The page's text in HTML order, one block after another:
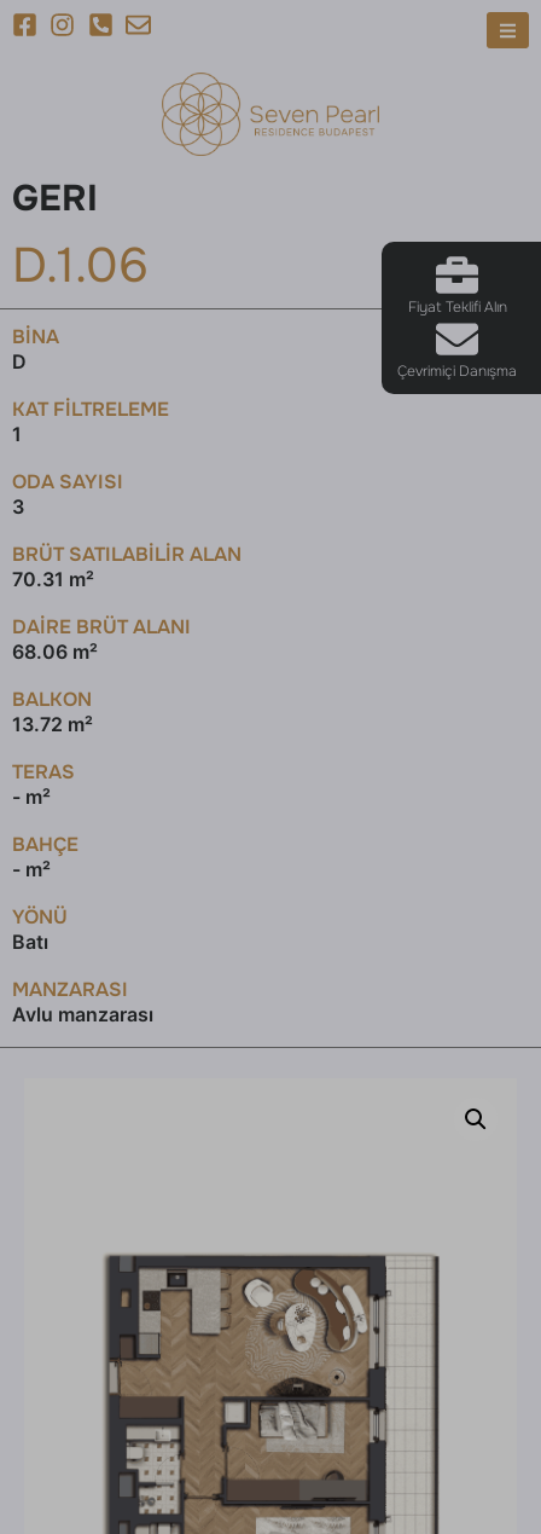
Fiyat Teklifi Alın
Çevrimiçi Danışma
GERI
D.1.06
BINA
D
KAT FILTRELEME
1
ODA SAYISI
3
BRÜT SATILABILIR ALAN
70.31 m²
DAİRE BRÜT ALANI
68.06 m²
BALKON
13.72 m²
TERAS
- m²
BAHÇE
- m²
YÖNÜ
Batı
MANZARASI
Avlu manzarası